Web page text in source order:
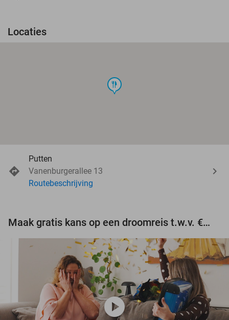
Locaties
food
Putten
Vanenburgerallee 13
Routebeschrijving
Maak gratis kans op een droomreis t.w.v. €3.000!
play_circle